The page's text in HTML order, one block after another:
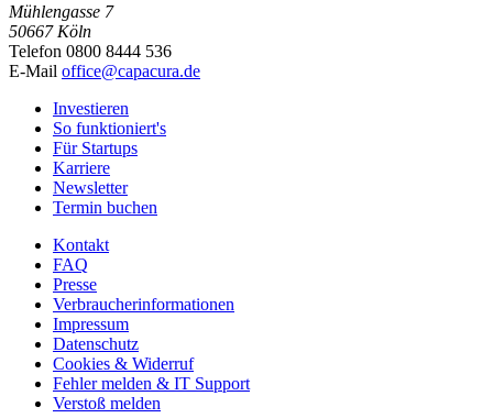
Mühlengasse 7
50667 Köln
Telefon 0800 8444 536
E-Mail office@capacura.de
Investieren
So funktioniert's
Für Startups
Karriere
Newsletter
Termin buchen
Kontakt
FAQ
Presse
Verbraucherinformationen
Impressum
Datenschutz
Cookies & Widerruf
Fehler melden & IT Support
Verstoß melden